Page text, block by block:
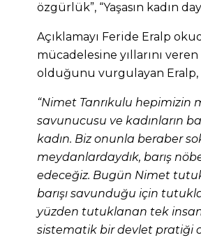
özgürlük”, “Yaşasın kadın
Açıklamayı Feride Eralp
mücadelesine yıllarını
olduğunu vurgulayan Eralp,
“Nimet Tanrıkulu hepimizin
savunucusu ve kadınların
kadın. Biz onunla beraber
meydanlardaydık, barış
edeceğiz. Bugün Nimet
barışı savunduğu için
yüzden tutuklanan tek
sistematik bir devlet pratiği